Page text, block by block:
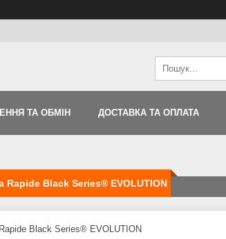
ТА ОБМІН ДОСТАВКА ТА ОПЛАТА
Rapide Black Series® EVOLUTION
Black Series® EVOLUTION